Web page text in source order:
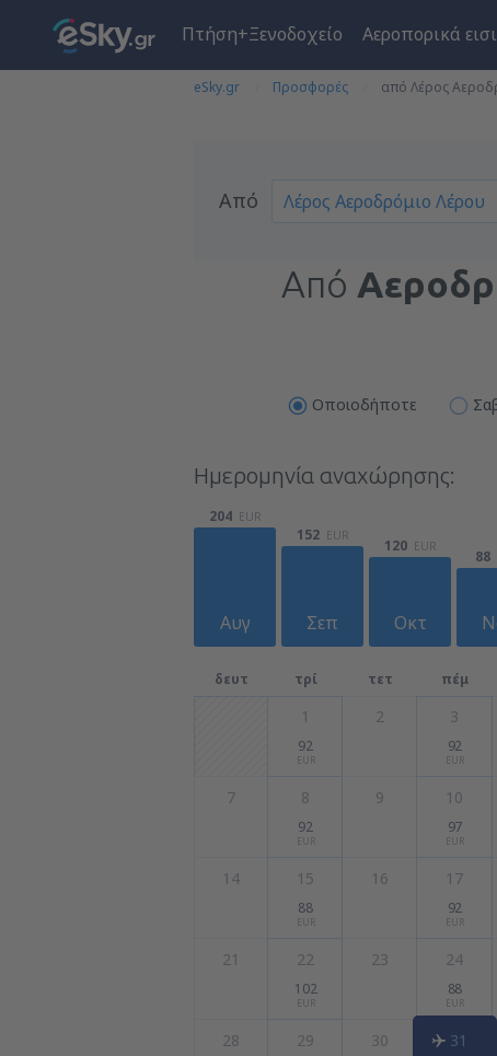
Πτήση+Ξενοδοχείο Αεροπορικά
eSky.gr Προσφορές από Λέρος
Από
Από
Οποιοδήποτε
Ημερομηνία αναχώρησης:
Αυγ
204 EUR
Σεπ
152 EUR
Οκτ
120 EUR
88
δευτ τρί τετ πέμ
1
92
EUR
2 3
92
EUR
7 8
92
EUR
9 10
97
EUR
14 15
88
EUR
16 17
92
EUR
21 22
102
EUR
23 24
88
EUR
28 29 30 31